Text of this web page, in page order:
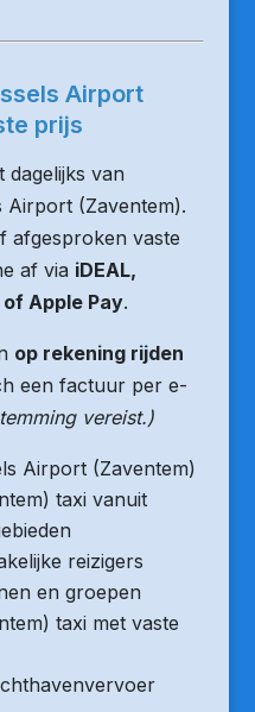
Airport
prijs
dagelijks van
Airport (Zaventem).
afgesproken vaste
af via iDEAL,
Apple Pay.
op rekening rijden
een factuur per e-
vereist.)
Airport (Zaventem)
taxi vanuit
reizigers
en groepen
taxi met vaste